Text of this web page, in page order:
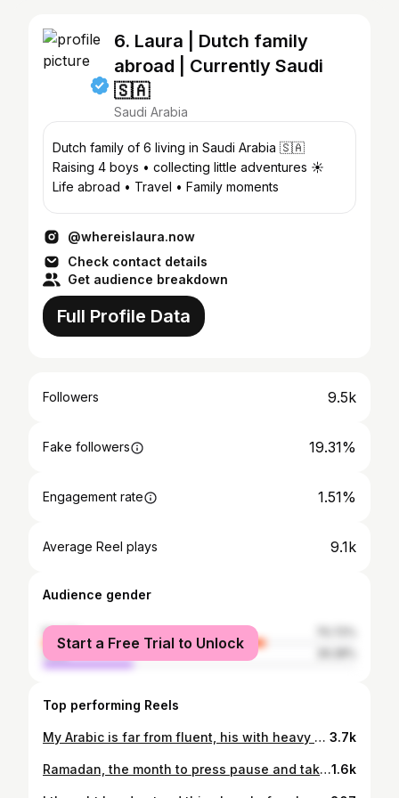
6. Laura | Dutch family
abroad | Currently Saudi
🇸🇦
Saudi Arabia
Dutch family of 6 living in Saudi Arabia 🇸🇦
Raising 4 boys • collecting little adventures ☀️
Life abroad • Travel • Family moments
@whereislaura.now
Check contact details
Get audience breakdown
Full Profile Data
Followers 9.5k
Fake followers 19.31%
Engagement rate 1.51%
Average Reel plays 9.1k
Audience gender
female
male
Start a Free Trial to Unlock
Top performing Reels
My Arabic is far from fluent, his with heavy accent, yet somehow we still managed to understand each other and have a conversation about his birthplace Najran, history, family and deep loss. Stories that will stay with me forever. If I hadn’t put effort into learning even a little bit of Arabic, I probably would have never heard stories like the ones shared during this taxi ride. Moments like these remind me that learning a language is about so much more than vocabulary. #learningarabic #lifeinriyadh #saudistories 3.7k
Ramadan, the month to press pause and take time for reflection🌙✨ Even if you’re non-Muslim, living in the heart of the Islamic world, you feel it. A few days ago, I shared why life in Saudi isn’t for everyone and so many of you connected with that in different ways. And this is exactly why: because it’s never just one feeling. It’s stages. Highs, doubt, growth. Some seasons feel light, some feel heavy. But wherever you are; they all shape you ❤️ Which stage do you recognize? Where are you right now? ✨ #ramadan2026 #lifeinsaudi #lifeinriyadh #ramadaninsaudi1.6k